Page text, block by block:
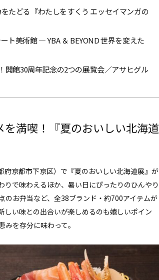
たどる『わたしをすくう エッセイマンガの
ト美術館 ― YBA ＆ BEYOND 世界を変えた
開館30周年記念の2つの展覧会／アサヒグル
を満喫！『夏のおいしい北海道
京都市下京区）で『夏のおいしい北海道展』が
で味わえるほか、暑い日にぴったりのひんやり
のお弁当など、全38ブランド・約700アイテムが
い味との出合いが楽しめるのも嬉しいポイン
を存分に味わって。